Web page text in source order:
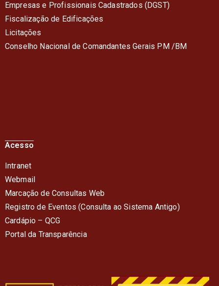
Empresas e Profissionais Cadastrados (DGST)
Fiscalização de Edificações
Licitações
Conselho Nacional de Comandantes Gerais PM /BM
Acesso
Intranet
Webmail
Marcação de Consultas Web
Registro de Eventos (Consulta ao Sistema Antigo)
Cardápio – QCG
Portal da Transparência